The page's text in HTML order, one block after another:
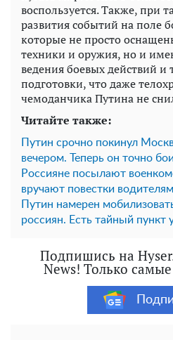
воспользуется. Также, при
развития событий на поле
которые не просто
техники и оружия, но и
ведения боевых действий и
подготовки, что даже
чемоданчика Путина не
Читайте также:
Путин срочно покинул
вечером. Теперь он точно
Россияне посылают
вручают повестки
Путин намерен
россиян. Есть тайный пункт
Подпишись на
News! Только